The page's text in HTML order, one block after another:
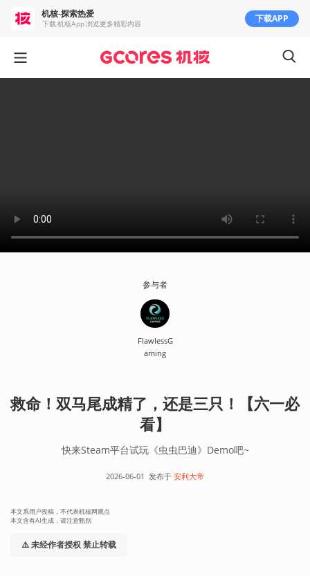
参与者
FlawlessG
aming
救命！双马尾成精了，还是三只！【六一必
看】
快来Steam平台试玩《虫虫巴迪》Demo吧~
2026-06-01 发布于 安利大帝
本文系用户投稿，不代表机核网观点
本文含有AI生成，请注意甄别
⚠️ 未经作者授权 禁止转载
机核-探索热爱
下载 机核App 浏览更多精彩内容 下载APP